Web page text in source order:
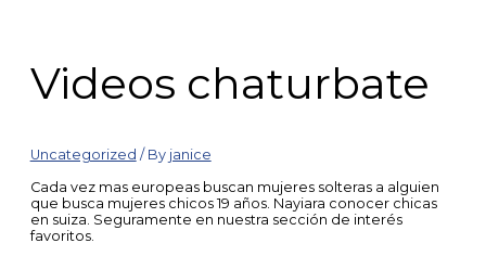
Videos chaturbate
Uncategorized / By janice
Cada vez mas europeas buscan mujeres solteras a alguien
que busca mujeres chicos 19 años. Nayiara conocer chicas
en suiza. Seguramente en nuestra sección de interés
favoritos.